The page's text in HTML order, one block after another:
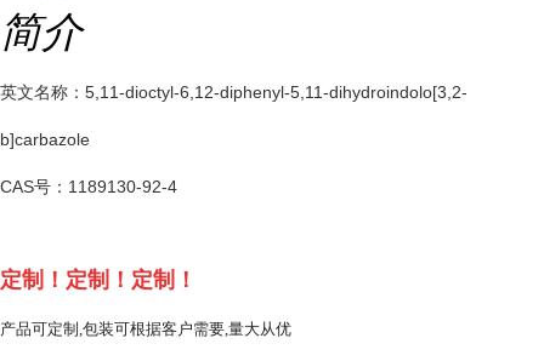
简介
英文名称： 5,11-dioctyl-6,12-diphenyl-5,11-dihydroindolo[3,2-
b]carbazole
CAS号： 1189130-92-4
定制！定制！定制！
产品可定制,包装可根据客户需要,量大从优